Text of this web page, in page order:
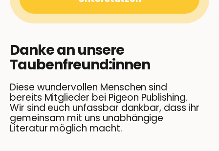
Danke an unsere
Taubenfreund:innen
Diese wundervollen Menschen sind
bereits Mitglieder bei Pigeon Publishing.
Wir sind euch unfassbar dankbar, dass ihr
gemeinsam mit uns unabhängige
Literatur möglich macht.